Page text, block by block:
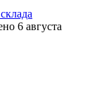
6 августа